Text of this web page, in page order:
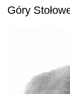
Góry